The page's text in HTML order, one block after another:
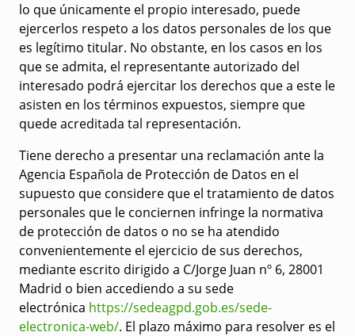
lo que únicamente el propio interesado, puede
ejercerlos respeto a los datos personales de los que
es legítimo titular. No obstante, en los casos en los
que se admita, el representante autorizado del
interesado podrá ejercitar los derechos que a este le
asisten en los términos expuestos, siempre que
quede acreditada tal representación.
Tiene derecho a presentar una reclamación ante la
Agencia Española de Protección de Datos en el
supuesto que considere que el tratamiento de datos
personales que le conciernen infringe la normativa
de protección de datos o no se ha atendido
convenientemente el ejercicio de sus derechos,
mediante escrito dirigido a C/Jorge Juan nº 6, 28001
Madrid o bien accediendo a su sede
electrónica https://sedeagpd.gob.es/sede-
electronica-web/. El plazo máximo para resolver es el